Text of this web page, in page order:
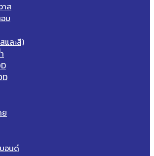
าส
บ
และสี)
ย
อนด์